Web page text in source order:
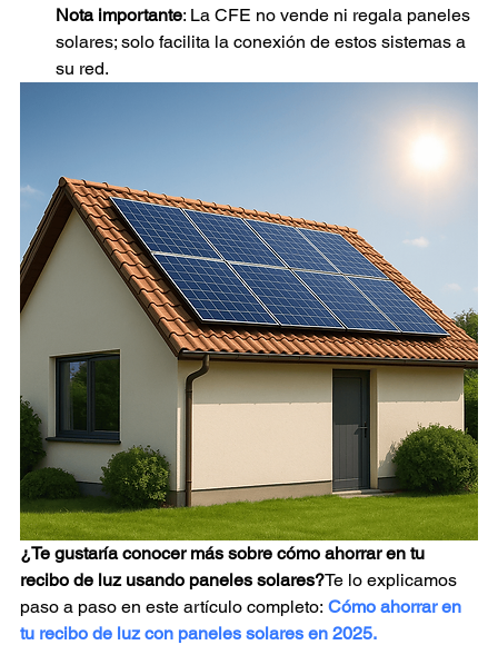
Nota importante: La CFE no vende ni regala paneles
solares; solo facilita la conexión de estos sistemas a
su red.
¿Te gustaría conocer más sobre cómo ahorrar en tu
recibo de luz usando paneles solares?Te lo explicamos
paso a paso en este artículo completo: Cómo ahorrar en
tu recibo de luz con paneles solares en 2025.